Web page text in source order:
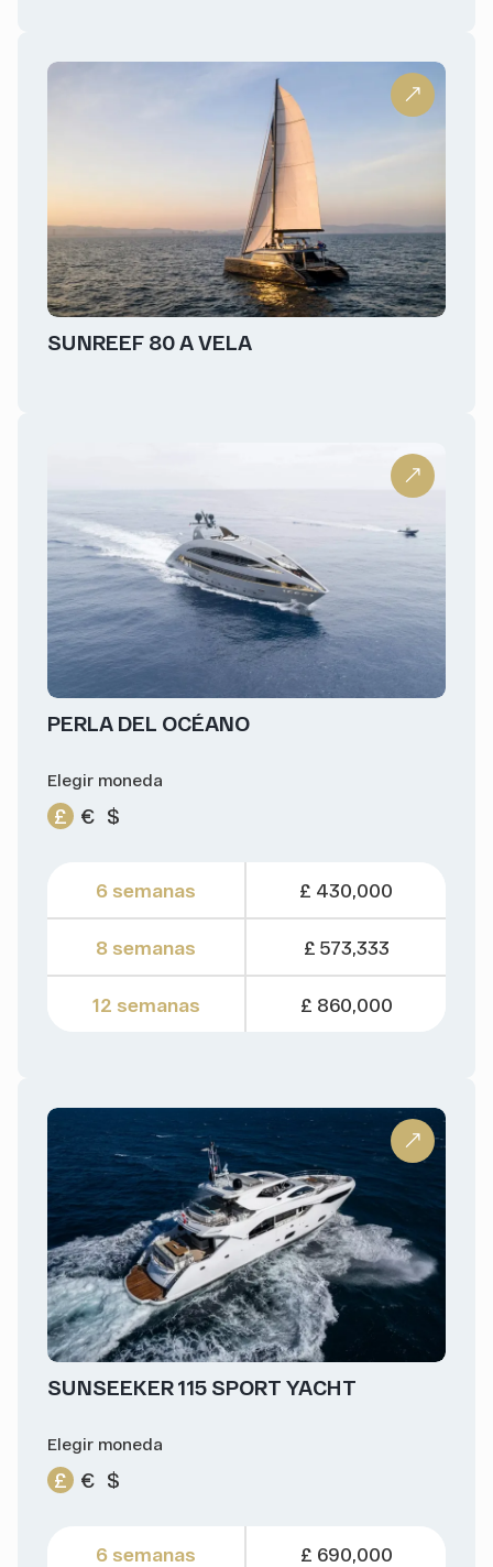
SUNREEF 80 A VELA
PERLA DEL OCÉANO
Elegir moneda
£ € $
6 semanas
8 semanas
12 semanas
£ 430,000
£ 573,333
£ 860,000
SUNSEEKER 115 SPORT YACHT
Elegir moneda
£ € $
6 semanas £ 690,000